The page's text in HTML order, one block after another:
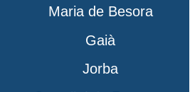
Maria de Besora
Gaià
Jorba